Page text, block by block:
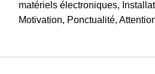
matériels électroniques,
Motivation, Ponctualité,